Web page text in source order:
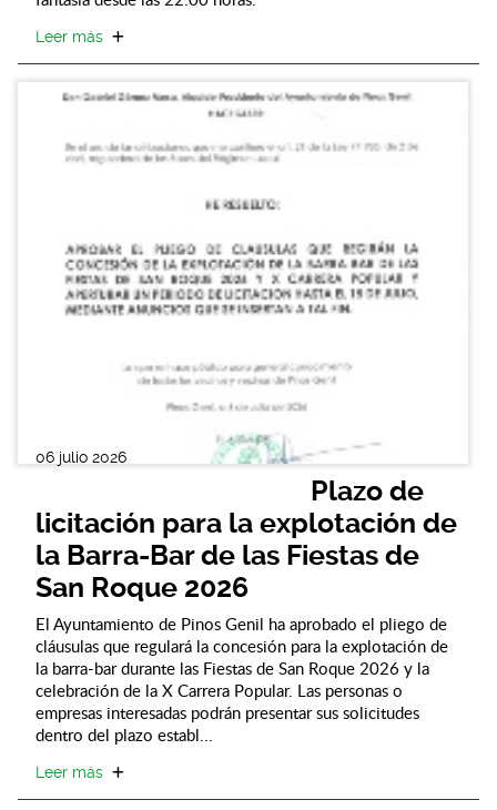
Leer más
06 julio 2026
Plazo de
licitación para la explotación de
la Barra-Bar de las Fiestas de
San Roque 2026
El Ayuntamiento de Pinos Genil ha aprobado el pliego de
cláusulas que regulará la concesión para la explotación de
la barra-bar durante las Fiestas de San Roque 2026 y la
celebración de la X Carrera Popular. Las personas o
empresas interesadas podrán presentar sus solicitudes
dentro del plazo establ...
Leer más